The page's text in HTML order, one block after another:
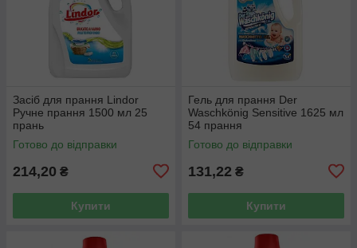
Засіб для прання Lindor
Ручне прання 1500 мл 25
прань
Готово до відправки
214,20 ₴
Купити
Гель для прання Der
Waschkönig Sensitive 1625 мл
54 прання
Готово до відправки
131,22 ₴
Купити